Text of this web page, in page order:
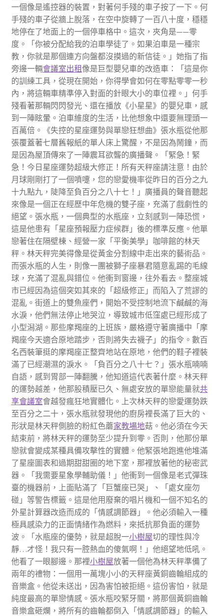
一個像是遙控器的裝置，對著何手殘的車子按了一下。何
手殘的車子從牆上脫落，在空中旋轉了一百八十度，穩穩
地停在了地面上的一個停車格中。這次，夾角是——零
度。「你被分配給我的泊車學徒了。如果泊車是一種宗
教，你就是那個連方向盤都沒摸過的新信徒。」她指了指
旁邊一輛會議室出租像是巨型嬰兒車的改造車：「這是你
的訓練工具，從現在開始，你得學會如何在零點零零一秒
內，將這輛車精準停入對面的針眼大小的車位裡。」何手
殘看著那輛閃閃發光、還在播放《小星星》的嬰兒車，感
到一陣眩暈。泊車維度的生活，比他想象中還要無理頭一
百萬倍。《失控的星座運勢與單戀狂想曲》張水瓶從他那
張覆蓋著七層舊報紙的單人床上驚醒，不是因為鬧鐘，而
是因為屋頂傳來了一陣震耳欲聾的廣播聲。「緊急！緊
急！今日星座運勢超級大修正！所有天秤座請注意！由於
月球剛剛打了一個噴嚏，您的戀愛機率從昨日的百分之九
十九點九，陡降至負百分之八十七！」廣播員的聲音聽起
來像是一個正在經歷中年危機的雙子座，充滿了戲劇性的
絕望。張水瓶，一個典型的水瓶座，立刻感到一陣恐慌，
這是他患有「星座預報壓力症候群」後的標準反應。他單
戀著住在隔壁棟、經營一家「平衡美學」咖啡館的林天
秤。林天秤完美得像是從黃金分割線中走出來的藝術品。
而張水瓶的人生，則像一團被獅子座暴君隨意亂踢的毛線
球，充滿了混亂與錯位。他衝到窗邊，往外看去。整座城
市已經因為這個突如其來的「超級修正」而陷入了荒謬的
混亂。街道上的雙魚座們，開始不受控制地流下鹹鹹的海
水淚，他們無法停止地哭泣，導致城市低窪處已經形成了
小型潟湖。那些摩羯座的上班族，嚴格遵守著廣播中「摩
羯座今天適合原地踏步，否則將失去襪子」的指令。數百
名西裝筆挺的摩羯座正整齊地站在原地，他們的鞋子裡裝
滿了已經潮濕的淚水。「負百分之八十七？」張水瓶喃喃
自語，感到胃部一陣翻騰，他知道這代表著什麼。林天秤
的運勢越差，他那股積壓已久、無處安放的單戀能量就共
享會議室會越發瘋狂地實體化。上次林天秤的戀愛運勢跌
至百分之二十，張水瓶就發現他的廚房裡長滿了巨大的、
形狀是林天秤側臉的粉紅色蘑家教場地菇。他必須在今天
結束前，將林天秤的運勢至少提升到零。否則，他那份單
戀就會變成某種具備攻擊性的實體。他緊張地跑進他堆滿
了星座圖表和過期甜甜圈的地下室，那裡放著他的秘密武
器。「我需要星象學輔助儀！」他衝到一個像是老式彈珠
臺的機器前，上面貼滿了「巨蟹座已哭」、「處女座勿
碰」等警告標籤。這是他用廢棄的唱片機和一個不知名的
外星計算器改造而成的「情感調節器」。他必須輸入一種
極具感染力的正面情緒作為燃料，來抵抗那負面的運勢
波。「水瓶座的優勢，就是超脫一小樹屋切的理性與冷
靜…才怪！我只有一腔熱血的傻氣啊！」他絕望地低吼。
他看了一眼腳邊。那裡小樹屋放著一個他為林天秤準備了
兩年的禮物：一個用一萬塊小小的天秤座黃銅齒輪組成的
音樂盒。他從未送出，因為害怕被拒絕。這份害怕，就是
純度最高的單戀情感。張水瓶咬緊牙關，將那個黃銅齒輪
音樂盒砸爛，將所有的齒輪都倒入「情感調節器」的輸入